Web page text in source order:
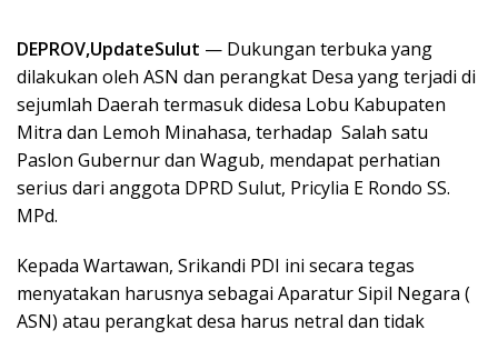
DEPROV,UpdateSulut — Dukungan terbuka yang
dilakukan oleh ASN dan perangkat Desa yang terjadi di
sejumlah Daerah termasuk didesa Lobu Kabupaten
Mitra dan Lemoh Minahasa, terhadap Salah satu
Paslon Gubernur dan Wagub, mendapat perhatian
serius dari anggota DPRD Sulut, Pricylia E Rondo SS.
MPd.
Kepada Wartawan, Srikandi PDI ini secara tegas
menyatakan harusnya sebagai Aparatur Sipil Negara (
ASN) atau perangkat desa harus netral dan tidak